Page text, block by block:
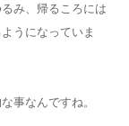
み、帰るころには
うになっていま
事なんですね。